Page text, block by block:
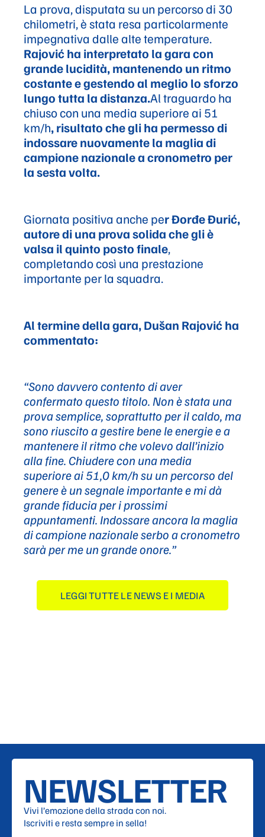
La prova, disputata su un percorso di 30
chilometri, è stata resa particolarmente
impegnativa dalle alte temperature.
Rajović ha interpretato la gara con
grande lucidità, mantenendo un ritmo
costante e gestendo al meglio lo sforzo
lungo tutta la distanza.Al traguardo ha
chiuso con una media superiore ai 51
km/h, risultato che gli ha permesso di
indossare nuovamente la maglia di
campione nazionale a cronometro per
la sesta volta.
Giornata positiva anche per Đorđe Đurić,
autore di una prova solida che gli è
valsa il quinto posto finale,
completando così una prestazione
importante per la squadra.
Al termine della gara, Dušan Rajović ha
commentato:
“Sono davvero contento di aver
confermato questo titolo. Non è stata una
prova semplice, soprattutto per il caldo, ma
sono riuscito a gestire bene le energie e a
mantenere il ritmo che volevo dall’inizio
alla fine. Chiudere con una media
superiore ai 51,0 km/h su un percorso del
genere è un segnale importante e mi dà
grande fiducia per i prossimi
appuntamenti. Indossare ancora la maglia
di campione nazionale serbo a cronometro
sarà per me un grande onore.”
LEGGI TUTTE LE NEWS E I MEDIA
NEWSLETTER
Vivi l’emozione della strada con noi.
Iscriviti e resta sempre in sella!